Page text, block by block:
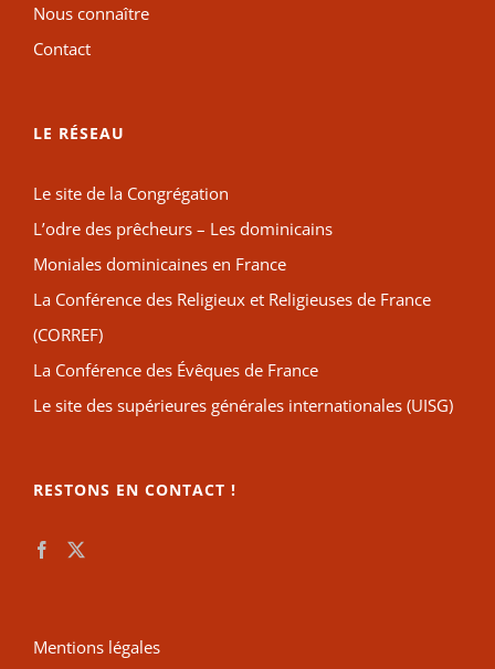
Nous connaître
Contact
LE RÉSEAU
Le site de la Congrégation
L’odre des prêcheurs – Les dominicains
Moniales dominicaines en France
La Conférence des Religieux et Religieuses de France
(CORREF)
La Conférence des Évêques de France
Le site des supérieures générales internationales (UISG)
RESTONS EN CONTACT !
Mentions légales